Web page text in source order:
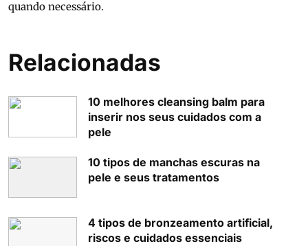
quando necessário.
Relacionadas
10 melhores cleansing balm para
inserir nos seus cuidados com a
pele
10 tipos de manchas escuras na
pele e seus tratamentos
4 tipos de bronzeamento artificial,
riscos e cuidados essenciais